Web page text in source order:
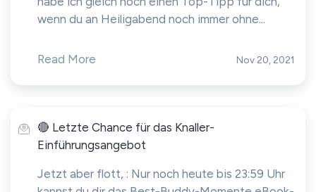
wenn du an Heiligabend noch immer ohne...
Read More Nov 20, 2021
🔴 Letzte Chance für das Knaller-
Einführungsangebot
Jetzt aber flott, : Nur noch heute bis 23:59 Uhr